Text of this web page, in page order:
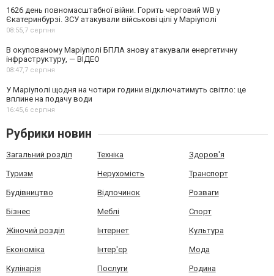
1626 день повномасштабної війни. Горить черговий WB у
Єкатеринбурзі. ЗСУ атакували військові цілі у Маріуполі
08:55,7 серпня
В окупованому Маріуполі БПЛА знову атакували енергетичну
інфраструктуру, — ВІДЕО
08:47,7 серпня
У Маріуполі щодня на чотири години відключатимуть світло: це
вплине на подачу води
16:45,6 серпня
Рубрики новин
Загальний розділ Техніка Здоров'я
Туризм Нерухомість Транспорт
Будівництво Відпочинок Розваги
Бізнес Меблі Спорт
Жіночий розділ Інтернет Культура
Економіка Інтер'єр Мода
Кулінарія Послуги Родина